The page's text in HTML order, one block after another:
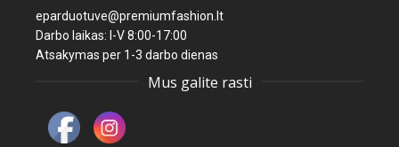
eparduotuve@premiumfashion.lt
Darbo laikas: I-V 8:00-17:00
Atsakymas per 1-3 darbo dienas
Mus galite rasti